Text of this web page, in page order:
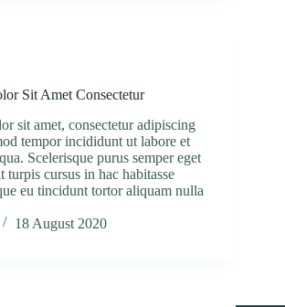
Sit Amet Consectetur
sit amet, consectetur adipiscing
tempor incididunt ut labore et
Scelerisque purus semper eget
turpis cursus in hac habitasse
eu tincidunt tortor aliquam nulla
18 August 2020